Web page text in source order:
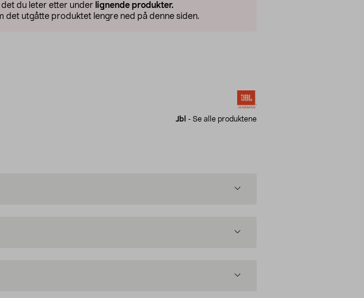
du leter etter under lignende produkter.
det utgåtte produktet lengre ned på denne siden.
Jbl - Se alle produktene